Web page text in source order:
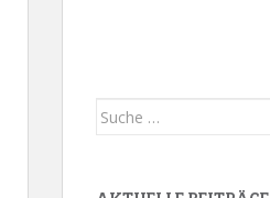
Suche